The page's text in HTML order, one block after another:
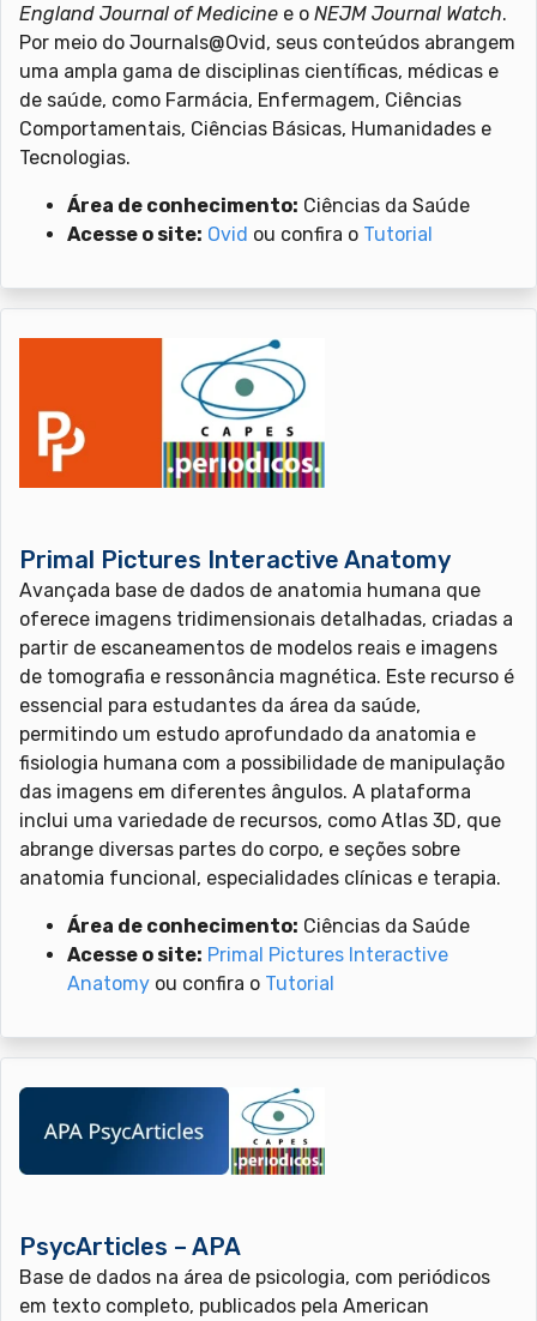
England Journal of Medicine e o NEJM Journal Watch.
Por meio do Journals@Ovid, seus conteúdos abrangem
uma ampla gama de disciplinas científicas, médicas e
de saúde, como Farmácia, Enfermagem, Ciências
Comportamentais, Ciências Básicas, Humanidades e
Tecnologias.
Área de conhecimento: Ciências da Saúde
Acesse o site: Ovid ou confira o Tutorial
Primal Pictures Interactive Anatomy
Avançada base de dados de anatomia humana que
oferece imagens tridimensionais detalhadas, criadas a
partir de escaneamentos de modelos reais e imagens
de tomografia e ressonância magnética. Este recurso é
essencial para estudantes da área da saúde,
permitindo um estudo aprofundado da anatomia e
fisiologia humana com a possibilidade de manipulação
das imagens em diferentes ângulos. A plataforma
inclui uma variedade de recursos, como Atlas 3D, que
abrange diversas partes do corpo, e seções sobre
anatomia funcional, especialidades clínicas e terapia.
Área de conhecimento: Ciências da Saúde
Acesse o site: Primal Pictures Interactive
Anatomy ou confira o Tutorial
PsycArticles – APA
Base de dados na área de psicologia, com periódicos
em texto completo, publicados pela American